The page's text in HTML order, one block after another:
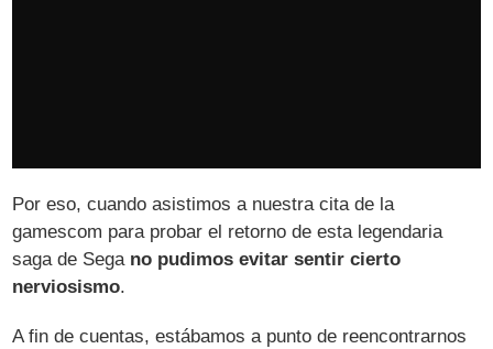
Por eso, cuando asistimos a nuestra cita de la
gamescom para probar el retorno de esta legendaria
saga de Sega no pudimos evitar sentir cierto
nerviosismo.
A fin de cuentas, estábamos a punto de reencontrarnos